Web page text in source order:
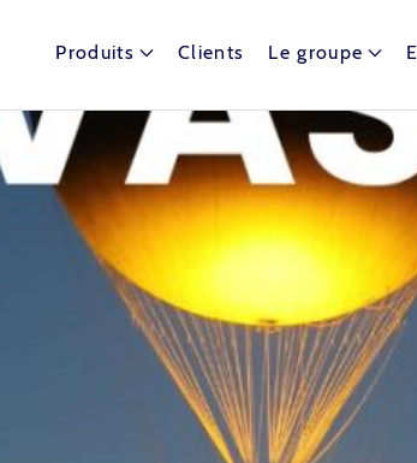
de nombreux ballons captifs autour
Produits Clients Le groupe